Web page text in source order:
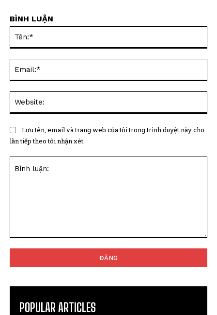
BÌNH LUẬN
Lưu tên, email và trang web của tôi trong trình duyệt này cho
lần tiếp theo tôi nhận xét.
POPULAR ARTICLES